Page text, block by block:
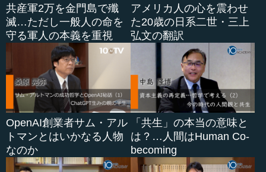
共産軍2万を金門島で殲
滅…ただし一般人の命を
守る軍人の本義を重視
アメリカ人の心を震わせ
た20歳の日系二世・三上
弘文の翻訳
OpenAI創業者サム・アル
トマンとはいかなる人物
なのか
「共生」の本当の意味と
は？…人間はHuman Co-
becoming